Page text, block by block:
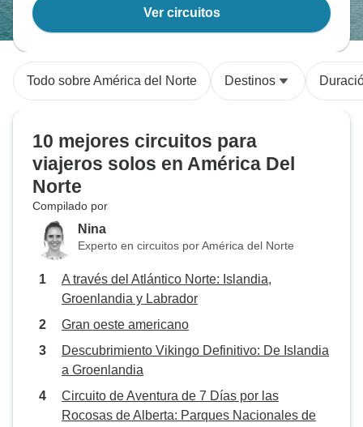
Ver circuitos
Todo sobre América del Norte Destinos
10 mejores circuitos para
viajeros solos en América Del
Norte
Compilado por
Nina
Experto en circuitos por América del Norte
A través del Atlántico Norte: Islandia,
Groenlandia y Labrador
Gran oeste americano
Descubrimiento Vikingo Definitivo: De Islandia
a Groenlandia
Circuito de Aventura de 7 Días por las
Rocosas de Alberta: Parques Nacionales de